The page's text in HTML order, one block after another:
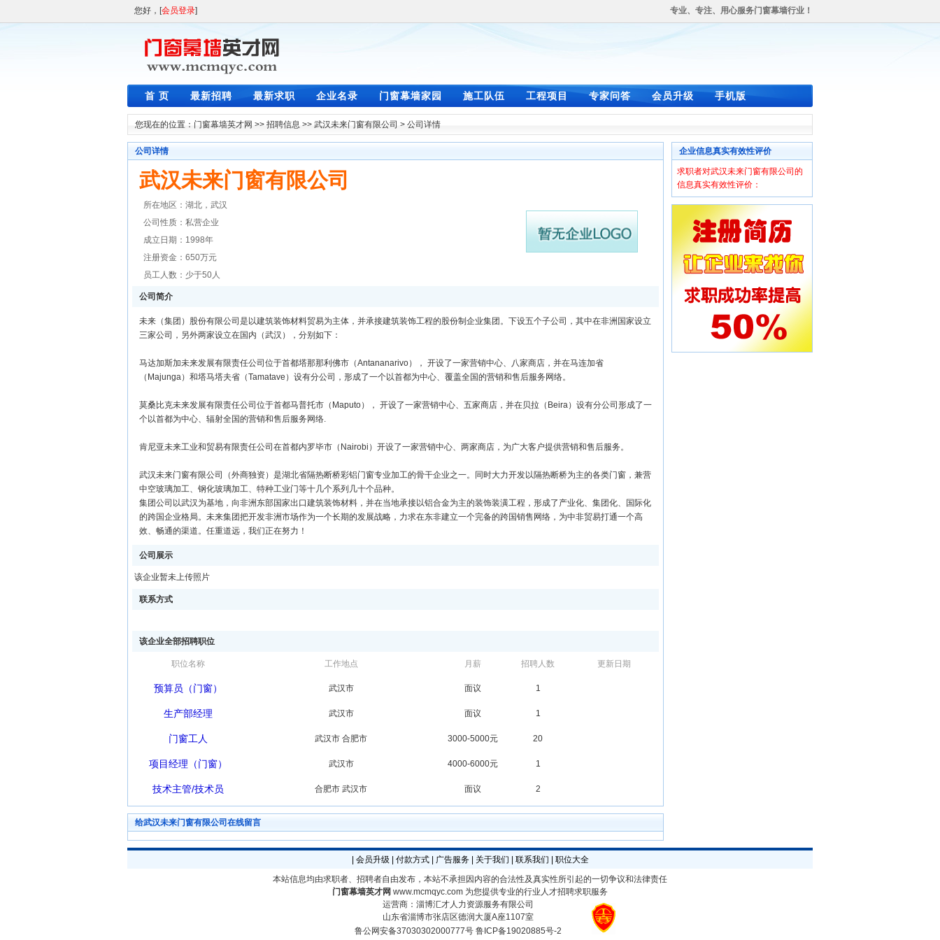
您好，[会员登录] 专业、专注、用心服务门窗幕墙行业！
首 页 最新招聘 最新求职 企业名录 门窗幕墙家园 施工队伍 工程项目 专家问答 会员升级 手机版
您现在的位置： 门窗幕墙英才网 >> 招聘信息 >> 武汉未来门窗有限公司 > 公司详情
公司详情
武汉未来门窗有限公司
所在地区：湖北，武汉
公司性质：私营企业
成立日期：1998年
注册资金：650万元
员工人数：少于50人
公司简介
未来（集团）股份有限公司是以建筑装饰材料贸易为主体，并承接建筑装饰工程的股份制企业集团。下设五个子公司，其中在非洲国家设立
三家公司，另外两家设立在国内（武汉），分别如下：
马达加斯加未来发展有限责任公司位于首都塔那那利佛市（Antananarivo）， 开设了一家营销中心、八家商店，并在马连加省
（Majunga）和塔马塔夫省（Tamatave）设有分公司，形成了一个以首都为中心、覆盖全国的营销和售后服务网络。
莫桑比克未来发展有限责任公司位于首都马普托市（Maputo）， 开设了一家营销中心、五家商店，并在贝拉（Beira）设有分公司形成了一
个以首都为中心、辐射全国的营销和售后服务网络.
肯尼亚未来工业和贸易有限责任公司在首都内罗毕市（Nairobi）开设了一家营销中心、两家商店，为广大客户提供营销和售后服务。
武汉未来门窗有限公司（外商独资）是湖北省隔热断桥彩铝门窗专业加工的骨干企业之一。同时大力开发以隔热断桥为主的各类门窗，兼营
中空玻璃加工、钢化玻璃加工、特种工业门等十几个系列几十个品种。
集团公司以武汉为基地，向非洲东部国家出口建筑装饰材料，并在当地承接以铝合金为主的装饰装潢工程，形成了产业化、集团化、国际化
的跨国企业格局。未来集团把开发非洲市场作为一个长期的发展战略，力求在东非建立一个完备的跨国销售网络，为中非贸易打通一个高
效、畅通的渠道。任重道远，我们正在努力！
公司展示
该企业暂未上传照片
联系方式
该企业全部招聘职位
职位名称 工作地点 月薪 招聘人数 更新日期
预算员（门窗） 武汉市 面议 1
生产部经理 武汉市 面议 1
门窗工人 武汉市 合肥市 3000-5000元 20
项目经理（门窗） 武汉市 4000-6000元 1
技术主管/技术员 合肥市 武汉市 面议 2
给武汉未来门窗有限公司在线留言
企业信息真实有效性评价
求职者对武汉未来门窗有限公司的
信息真实有效性评价：
会员升级 付款方式| 广告服务| 关于我们 联系我们
职位大全
本站信息均由求职者、招聘者自由发布，本站不承担因内容的合法性及真实性所引起的一切争议和法律责任
门窗幕墙英才网 www.mcmqyc.com 为您提供专业的行业人才招聘求职服务
运营商：淄博汇才人力资源服务有限公司
山东省淄博市张店区德润大厦A座1107室
鲁公网安备37030302000777号 鲁ICP备19020885号-2